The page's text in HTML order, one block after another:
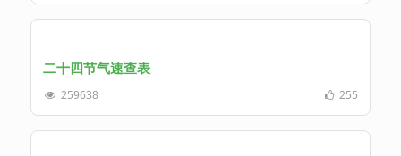
二十四节气速查表
259638 255